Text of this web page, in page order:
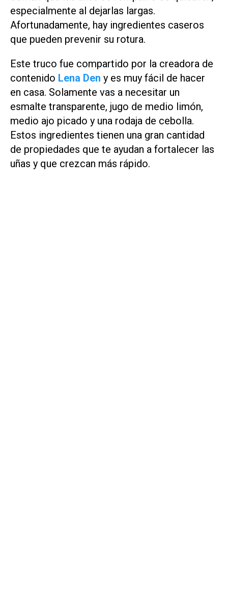
especialmente al dejarlas largas.
Afortunadamente, hay ingredientes caseros
que pueden prevenir su rotura.
Este truco fue compartido por la creadora de
contenido Lena Den y es muy fácil de hacer
en casa. Solamente vas a necesitar un
esmalte transparente, jugo de medio limón,
medio ajo picado y una rodaja de cebolla.
Estos ingredientes tienen una gran cantidad
de propiedades que te ayudan a fortalecer las
uñas y que crezcan más rápido.